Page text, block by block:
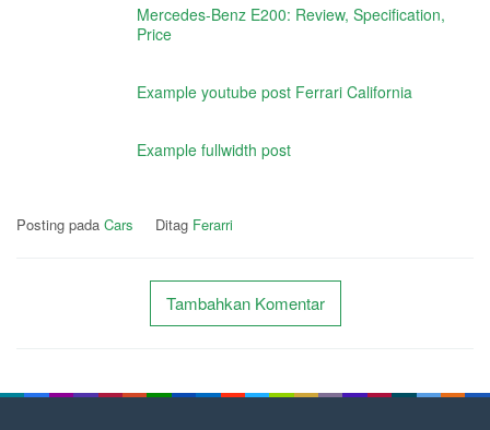
Mercedes-Benz E200: Review, Specification,
Price
Example youtube post Ferrari California
Example fullwidth post
Posting pada Cars Ditag Ferarri
Tambahkan Komentar